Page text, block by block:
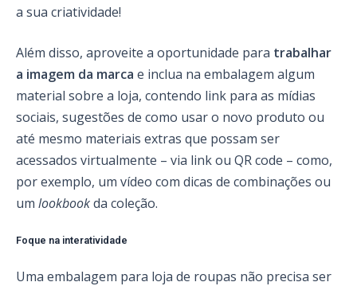
a sua criatividade!
Além disso, aproveite a oportunidade para trabalhar
a imagem da marca e inclua na embalagem algum
material sobre a loja, contendo link para as mídias
sociais, sugestões de como usar o novo produto ou
até mesmo materiais extras que possam ser
acessados virtualmente – via link ou QR code – como,
por exemplo, um vídeo com dicas de combinações ou
um lookbookda coleção.
Foque na interatividade
Uma embalagem para loja de roupas não precisa ser